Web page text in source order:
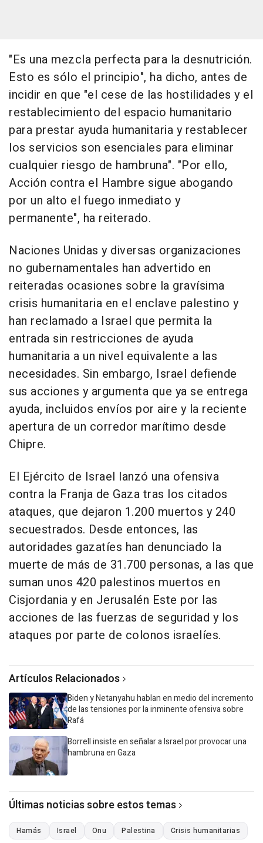
"Es una mezcla perfecta para la desnutrición.
Esto es sólo el principio", ha dicho, antes de
incidir en que "el cese de las hostilidades y el
restablecimiento del espacio humanitario
para prestar ayuda humanitaria y restablecer
los servicios son esenciales para eliminar
cualquier riesgo de hambruna". "Por ello,
Acción contra el Hambre sigue abogando
por un alto el fuego inmediato y
permanente", ha reiterado.
Naciones Unidas y diversas organizaciones
no gubernamentales han advertido en
reiteradas ocasiones sobre la gravísima
crisis humanitaria en el enclave palestino y
han reclamado a Israel que permita la
entrada sin restricciones de ayuda
humanitaria a un nivel equivalente a las
necesidades. Sin embargo, Israel defiende
sus acciones y argumenta que ya se entrega
ayuda, incluidos envíos por aire y la reciente
apertura de un corredor marítimo desde
Chipre.
El Ejército de Israel lanzó una ofensiva
contra la Franja de Gaza tras los citados
ataques, que dejaron 1.200 muertos y 240
secuestrados. Desde entonces, las
autoridades gazatíes han denunciado la
muerte de más de 31.700 personas, a las que
suman unos 420 palestinos muertos en
Cisjordania y en Jerusalén Este por las
acciones de las fuerzas de seguridad y los
ataques por parte de colonos israelíes.
Artículos Relacionados
Biden y Netanyahu hablan en medio del incremento
de las tensiones por la inminente ofensiva sobre
Rafá
Borrell insiste en señalar a Israel por provocar una
hambruna en Gaza
Últimas noticias sobre estos temas
Hamás Israel Onu Palestina Crisis humanitarias